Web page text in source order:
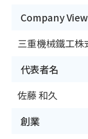
Company
三重機械鐵工株
代表者名
佐藤 和久
創業